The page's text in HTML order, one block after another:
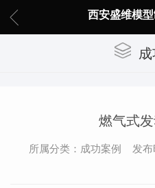
西安盛维模
燃气式
所属分类：成功案例 发